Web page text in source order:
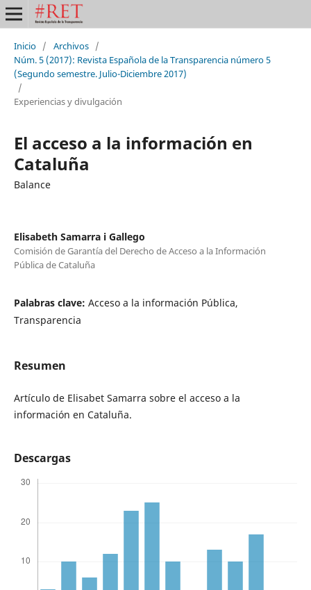
Inicio / Archivos /
Núm. 5 (2017): Revista Española de la Transparencia número 5
(Segundo semestre. Julio-Diciembre 2017)
/
Experiencias y divulgación
El acceso a la información en
Cataluña
Balance
Elisabeth Samarra i Gallego
Comisión de Garantía del Derecho de Acceso a la Información
Pública de Cataluña
Palabras clave: Acceso a la información Pública,
Transparencia
Resumen
Artículo de Elisabet Samarra sobre el acceso a la
información en Cataluña.
Descargas